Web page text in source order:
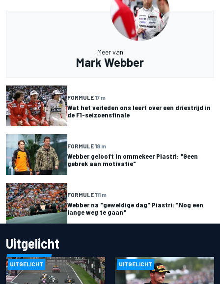
Meer van
Mark Webber
FORMULE 17 m
Wat het verleden ons leert over een driestrijd in
de F1-seizoensfinale
FORMULE 18 m
Webber gelooft in ommekeer Piastri: "Geen
gebrek aan motivatie"
FORMULE 111 m
Webber na "geweldige dag" Piastri: "Nog een
lange weg te gaan"
Uitgelicht
UITGELICHT UITGELICHT